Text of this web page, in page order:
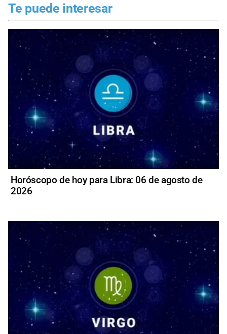
Te puede interesar
Horóscopo de hoy para Libra: 06 de agosto de
2026